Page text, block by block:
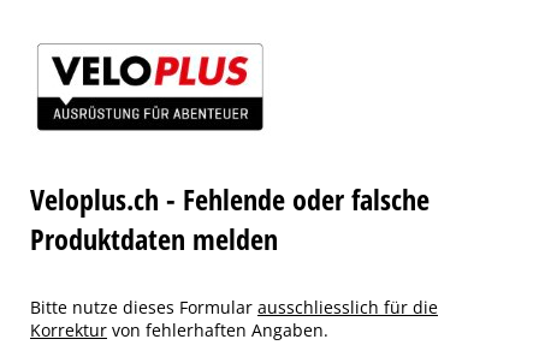
Veloplus.ch - Fehlende oder falsche
Produktdaten melden
Bitte nutze dieses Formular ausschliesslich für die
Korrektur von fehlerhaften Angaben.